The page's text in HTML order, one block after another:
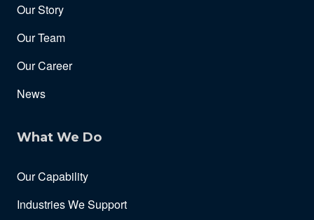
Our Story
Our Team
Our Career
News
What We Do
Our Capability
Industries We Support